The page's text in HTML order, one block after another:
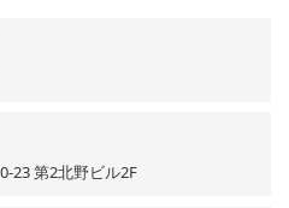
23 第2北野ビル2F